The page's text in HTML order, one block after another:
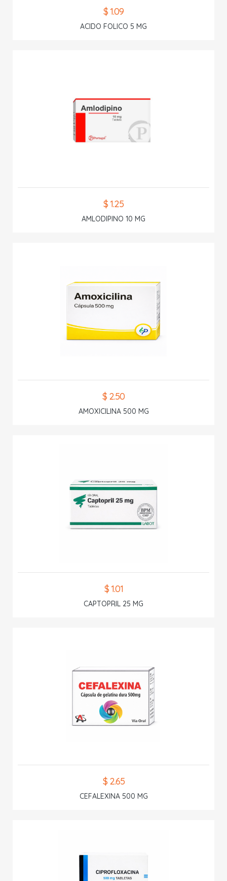
$ 1.09
ACIDO FOLICO 5 MG
$ 1.25
AMLODIPINO 10 MG
$ 2.50
AMOXICILINA 500 MG
$ 1.01
CAPTOPRIL 25 MG
$ 2.65
CEFALEXINA 500 MG